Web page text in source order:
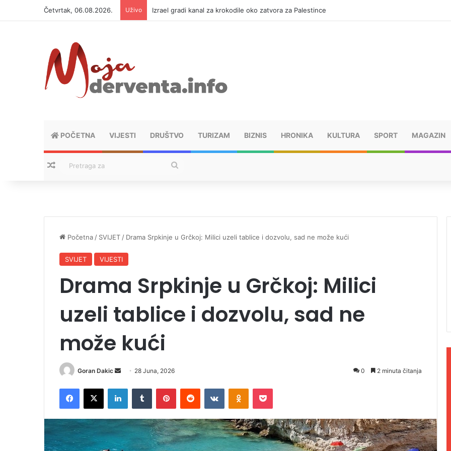
Četvrtak, 06.08.2026. Uživo Izrael gradi kanal za krokodile oko zatvora za Palestince
POČETNA VIJESTI DRUŠTVO TURIZAM BIZNIS HRONIKA KULTURA SPORT MAGAZIN
Nasumični tekstovi
Početna / SVIJET / Drama Srpkinje u Grčkoj: Milici uzeli tablice i dozvolu, sad ne može kući
SVIJET VIJESTI
Drama Srpkinje u Grčkoj: Milici
uzeli tablice i dozvolu, sad ne
može kući
Goran Dakic
a
e
28 Juna, 2026 0 2 minuta čitanja